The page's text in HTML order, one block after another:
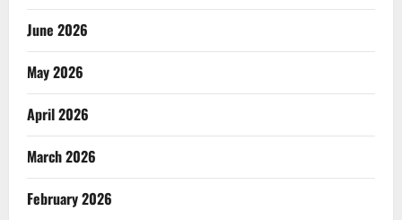
June 2026
May 2026
April 2026
March 2026
February 2026